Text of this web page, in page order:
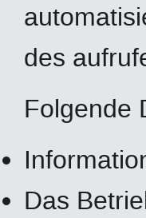
des
Folgende
Das